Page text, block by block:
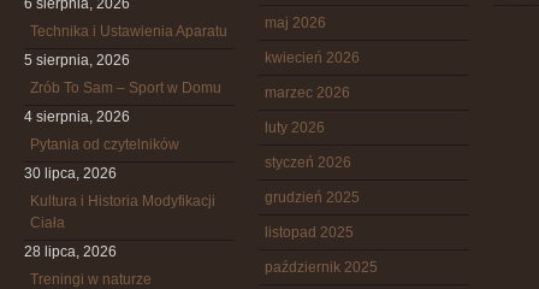
6 sierpnia, 2026
Technika i Ustawienia Aparatu
5 sierpnia, 2026
Zrób To Sam – Sport w Domu
4 sierpnia, 2026
Pytania od czytelników
30 lipca, 2026
Kultura i Historia Modyfikacji
Ciała
28 lipca, 2026
Treningi w naturze
maj 2026
kwiecień 2026
marzec 2026
luty 2026
styczeń 2026
grudzień 2025
listopad 2025
październik 2025